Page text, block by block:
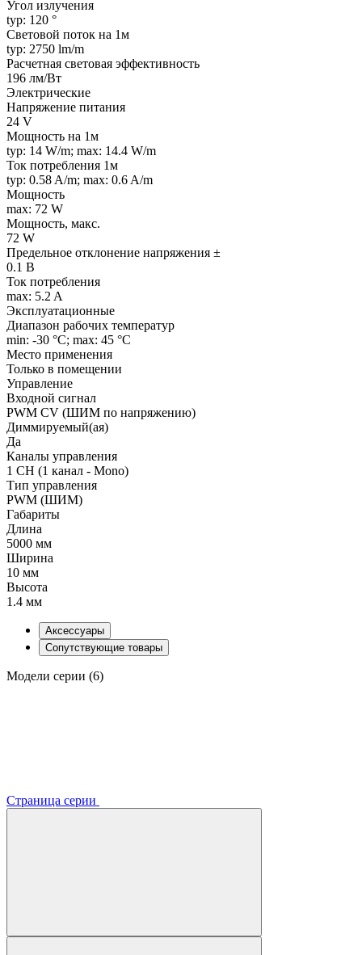
Угол излучения
typ: 120 °
Световой поток на 1м
typ: 2750 lm/m
Расчетная световая эффективность
196 лм/Вт
Электрические
Напряжение питания
24 V
Мощность на 1м
typ: 14 W/m; max: 14.4 W/m
Ток потребления 1м
typ: 0.58 A/m; max: 0.6 A/m
Мощность
max: 72 W
Мощность, макс.
72 W
Предельное отклонение напряжения ±
0.1 В
Ток потребления
max: 5.2 A
Эксплуатационные
Диапазон рабочих температур
min: -30 °C; max: 45 °C
Место применения
Только в помещении
Управление
Входной сигнал
PWM СV (ШИМ по напряжению)
Диммируемый(ая)
Да
Каналы управления
1 CH (1 канал - Mono)
Тип управления
PWM (ШИМ)
Габариты
Длина
5000 мм
Ширина
10 мм
Высота
1.4 мм
Аксессуары
Сопутствующие товары
Модели серии (6)
Страница серии